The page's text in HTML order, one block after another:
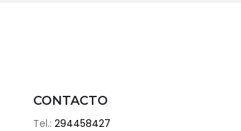
CONTACTO
Tel.: 294458427